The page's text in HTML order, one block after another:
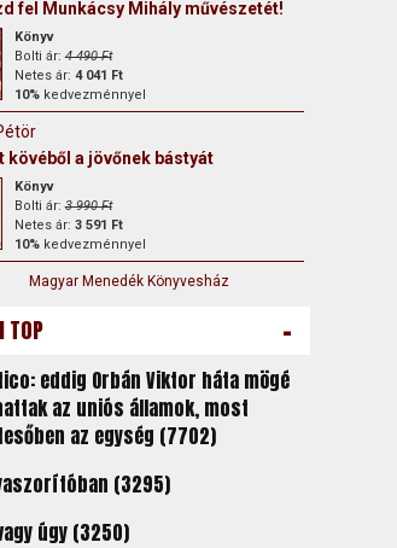
fel Munkácsy Mihály művészetét!
Könyv
Bolti ár:4 490 Ft
Netes ár: 4 041 Ft
10%kedvezménnyel
kövéből a jövőnek bástyát
Könyv
Bolti ár:3 990 Ft
Netes ár: 3 591 Ft
10%kedvezménnyel
Magyar Menedék Könyvesház
TOP -
eddig Orbán Viktor háta mögé
az uniós államok, most
az egység (7702)
(3295)
úgy (3250)